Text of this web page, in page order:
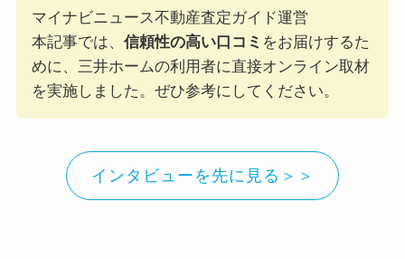
マイナビニュース不動産査定ガイド運営
本記事では、 信頼性の高い口コミ をお届けするた
めに、三井ホームの利用者に直接オンライン取材
を実施しました。ぜひ参考にしてください。
インタビューを先に見る＞＞